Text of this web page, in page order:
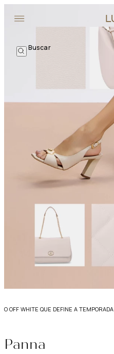
o off white que define a temporada
Panna